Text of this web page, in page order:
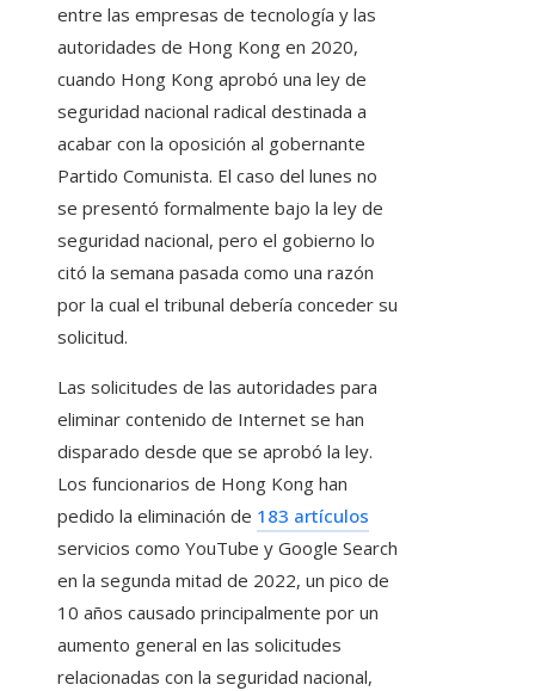
entre las empresas de tecnología y las
autoridades de Hong Kong en 2020,
cuando Hong Kong aprobó una ley de
seguridad nacional radical destinada a
acabar con la oposición al gobernante
Partido Comunista. El caso del lunes no
se presentó formalmente bajo la ley de
seguridad nacional, pero el gobierno lo
citó la semana pasada como una razón
por la cual el tribunal debería conceder su
solicitud.
Las solicitudes de las autoridades para
eliminar contenido de Internet se han
disparado desde que se aprobó la ley.
Los funcionarios de Hong Kong han
pedido la eliminación de 183 artículos
servicios como YouTube y Google Search
en la segunda mitad de 2022, un pico de
10 años causado principalmente por un
aumento general en las solicitudes
relacionadas con la seguridad nacional,